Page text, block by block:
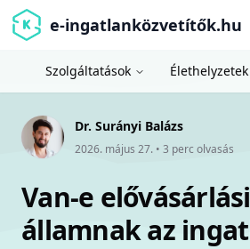
e-ingatlanközvetítők.hu
Szolgáltatások Élethelyzetek
Dr. Surányi Balázs
2026. május 27. • 3 perc olvasás
Van-e
államnak az